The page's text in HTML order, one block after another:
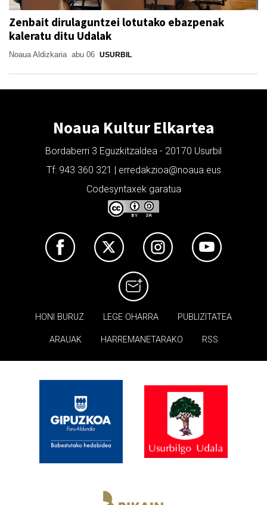
Zenbait dirulaguntzei lotutako ebazpenak
kaleratu ditu Udalak
Noaua Aldizkaria abu 06 USURBIL
Noaua Kultur Elkartea
Bordaberri 3 Eguzkitzaldea - 20170 Usurbil
Tf: 943 360 321 | erredakzioa@noaua.eus
Codesyntaxek garatua
HONI BURUZ LEGE OHARRA PUBLIZITATEA
ARAUAK HARREMANETARAKO RSS